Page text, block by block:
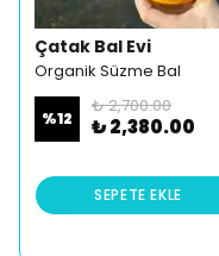
Çatak Bal Evi
Organik Süzme Bal
%12
₺ 2,700.00
₺ 2,380.00
SEPETE EKLE